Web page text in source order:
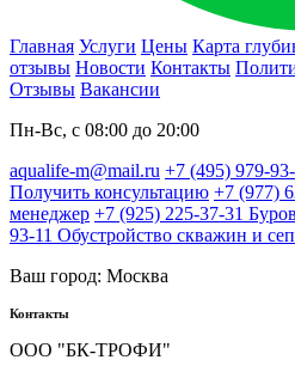
Главная Услуги Цены Карта
отзывы Новости Контакты
Отзывы Вакансии
Пн-Вс, с 08:00 до 20:00
aqualife-m@mail.ru +7 (495) 979-
Получить консультацию +7 (977)
менеджер +7 (925) 225-37-31
93-11 Обустройство скважин и
Ваш город: Москва
Контакты
ООО "БК-ТРОФИ"